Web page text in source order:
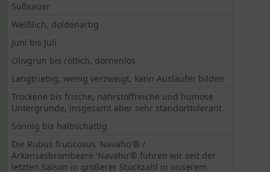
Süßsauer
Weißlich, doldenartig
Juni bis Juli
Olivgrün bis rötlich, dornenlos
Langtriebig, wenig verzweigt, kann Ausläufer bilden
Trockene bis frische, nährstoffreiche und humose
Untergründe, insgesamt aber sehr standorttolerant
Sonnig bis halbschattig
Die Rubus fruticosus 'Navaho'® /
Arkansasbrombeere 'Navaho'® führen wir seit der
letzten Saison in größerer Stückzahl in unserem